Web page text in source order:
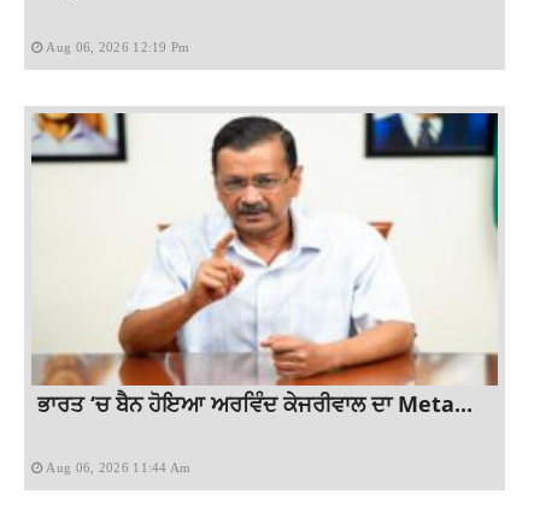
Aug 06, 2026 12:19 Pm
ਭਾਰਤ ‘ਚ ਬੈਨ ਹੋਇਆ ਅਰਵਿੰਦ ਕੇਜਰੀਵਾਲ ਦਾ Meta...
Aug 06, 2026 11:44 Am